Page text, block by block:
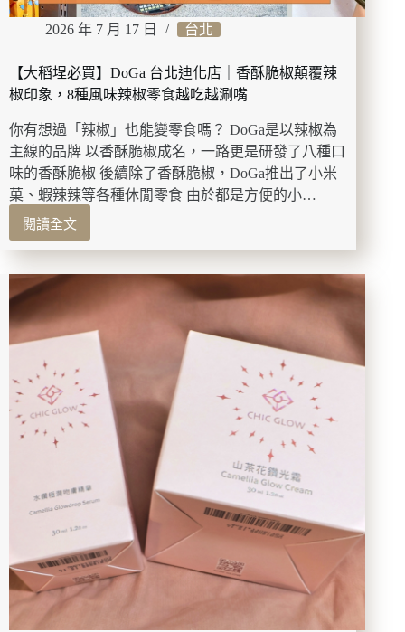
介
紹，
進
日
宿
舍
歷
史
建
築，
品
養
套
餐、
日
手
作
課
程
你
來
體
驗！
2026 年 7 月 17 日 台北
【大稻埕必買】DoGa 台北迪化店｜香酥脆椒顛覆辣
椒印象，8種風味辣椒零食越吃越涮嘴
你有想過「辣椒」也能變零食嗎？ DoGa是以辣椒為
主線的品牌 以香酥脆椒成名，一路更是研發了八種口
味的香酥脆椒 後續除了香酥脆椒，DoGa推出了小米
菓、蝦辣辣等各種休閒零食 由於都是方便的小…
閱讀全文
【大
稻
必
買】
DoGa
台
迪
化
店
｜
脆
椒
顛
覆
辣
椒
印
象，